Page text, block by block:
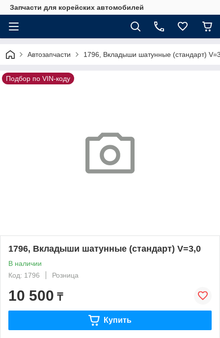
Запчасти для корейских автомобилей
Автозапчасти 1796, Вкладыши шатунные (стандарт)
Подбор по VIN-коду
1796, Вкладыши шатунные (стандарт) V=3,0
В наличии
Код: 1796
Розница
10 500 ₸
Купить